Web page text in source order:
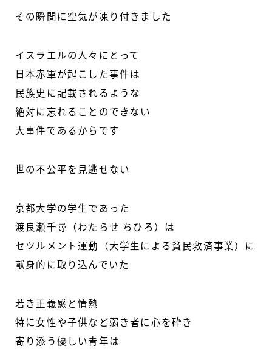
その瞬間に空気が凍り付きました
イスラエルの人々にとって
日本赤軍が起こした事件は
民族史に記載されるような
絶対に忘れることのできない
大事件であるからです
世の不公平を見逃せない
京都大学の学生であった
渡良瀬千尋（わたらせ ちひろ）は
セツルメント運動（大学生による貧民救済事業）に
献身的に取り込んでいた
若き正義感と情熱
特に女性や子供など弱き者に心を砕き
寄り添う優しい青年は